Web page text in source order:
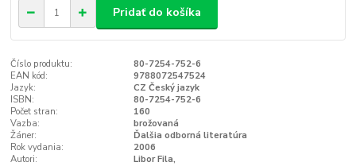
Pridať do košíka
Číslo produktu:
80-7254-752-6
EAN kód:
9788072547524
Jazyk:
CZ Český jazyk
ISBN:
80-7254-752-6
Počet stran:
160
Vazba:
brožovaná
Žáner:
Ďalšia odborná literatúra
Rok vydania:
2006
Autori:
Libor Fila,